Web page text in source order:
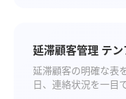
延滞顧客管理 テン
延滞顧客の明確な表
日、連絡状況を一目